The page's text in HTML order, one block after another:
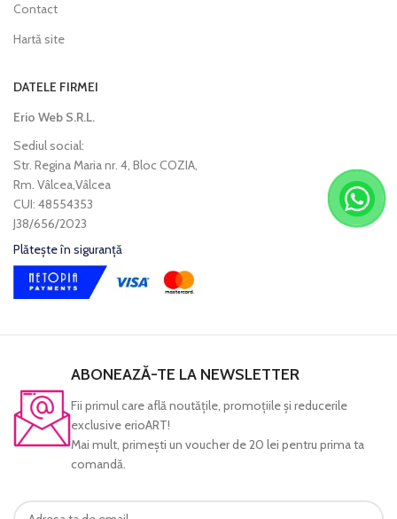
Contact
Hartă site
DATELE FIRMEI
Erio Web S.R.L.
Sediul social:
Str. Regina Maria nr. 4, Bloc COZIA,
Rm. Vâlcea,Vâlcea
CUI: 48554353
J38/656/2023
Plătește în siguranță
ABONEAZĂ-TE LA NEWSLETTER
Fii primul care află noutăţile, promoţiile şi reducerile
exclusive erioART!
Mai mult, primeşti un voucher de 20 lei pentru prima ta
comandă.